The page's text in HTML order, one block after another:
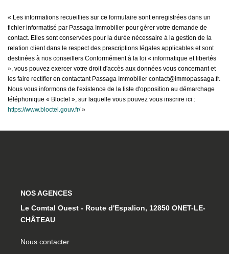
« Les informations recueillies sur ce formulaire sont enregistrées dans un
fichier informatisé par Passaga Immobilier pour gérer votre demande de
contact. Elles sont conservées pour la durée nécessaire à la gestion de la
relation client dans le respect des prescriptions légales applicables et sont
destinées à nos conseillers Conformément à la loi « informatique et libertés
», vous pouvez exercer votre droit d'accès aux données vous concernant et
les faire rectifier en contactant Passaga Immobilier contact@immopassaga.fr.
Nous vous informons de l'existence de la liste d'opposition au démarchage
téléphonique « Bloctel », sur laquelle vous pouvez vous inscrire ici :
https://www.bloctel.gouv.fr/»
NOS AGENCES
Le Comtal Ouest - Route d'Espalion, 12850 ONET-LE-
CHÂTEAU
Nous contacter